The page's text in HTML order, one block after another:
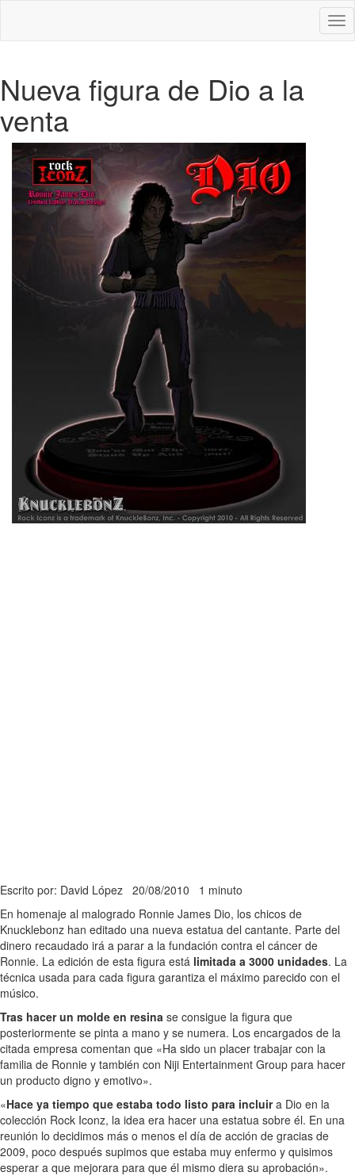
Nueva figura de Dio a la
venta
Escrito por: David López 20/08/2010 1 minuto
En homenaje al malogrado Ronnie James Dio, los chicos de
Knucklebonz han editado una nueva estatua del cantante. Parte del
dinero recaudado irá a parar a la fundación contra el cáncer de
Ronnie. La edición de esta figura está limitada a 3000 unidades. La
técnica usada para cada figura garantiza el máximo parecido con el
músico.
Tras hacer un molde en resina se consigue la figura que
posteriormente se pinta a mano y se numera. Los encargados de la
citada empresa comentan que «Ha sido un placer trabajar con la
familia de Ronnie y también con Niji Entertainment Group para hacer
un producto digno y emotivo».
«Hace ya tiempo que estaba todo listo para incluira Dio en la
colección Rock Iconz, la idea era hacer una estatua sobre él. En una
reunión lo decidimos más o menos el día de acción de gracias de
2009, poco después supimos que estaba muy enfermo y quisimos
esperar a que mejorara para que él mismo diera su aprobación».